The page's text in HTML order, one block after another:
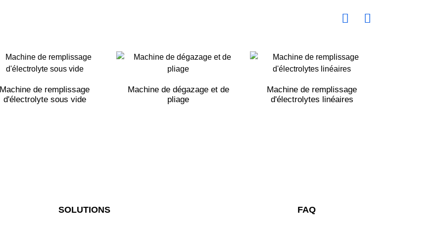
Machine de remplissage
d'électrolyte sous vide
Machine de dégazage et de
pliage
Machine de remplissage
d'électrolytes linéaires
SOLUTIONS FAQ